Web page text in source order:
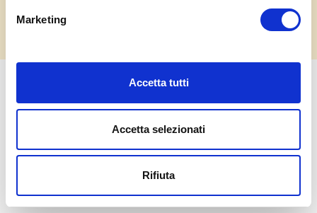
Marketing
Accetta tutti
Accetta selezionati
Rifiuta
Tel 045/7300089 Cap. Soc. € 75.000,00 i.v. - REA di Verona 326481 Cod. fisc. e P.IVA
Credits